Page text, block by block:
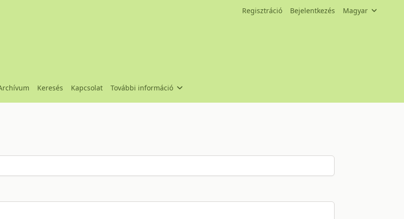
Regisztráció Bejelentkezés Magyar
Keresés Kapcsolat További információ